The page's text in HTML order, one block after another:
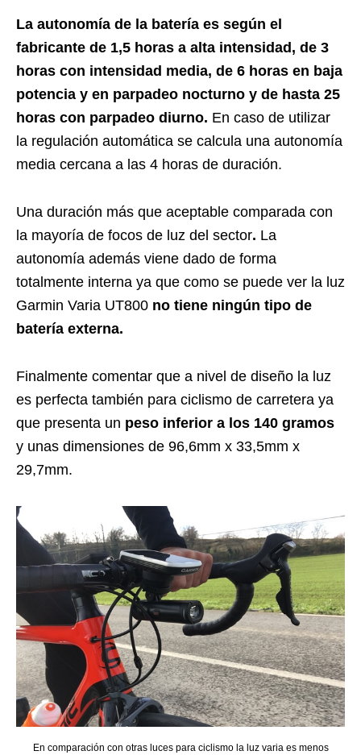
La autonomía de la batería es según el
fabricante de 1,5 horas a alta intensidad, de 3
horas con intensidad media, de 6 horas en baja
potencia y en parpadeo nocturno y de hasta 25
horas con parpadeo diurno. En caso de utilizar
la regulación automática se calcula una autonomía
media cercana a las 4 horas de duración.
Una duración más que aceptable comparada con
la mayoría de focos de luz del sector. La
autonomía además viene dado de forma
totalmente interna ya que como se puede ver la luz
Garmin Varia UT800 no tiene ningún tipo de
batería externa.
Finalmente comentar que a nivel de diseño la luz
es perfecta también para ciclismo de carretera ya
que presenta un peso inferior a los 140 gramos
y unas dimensiones de 96,6mm x 33,5mm x
29,7mm.
En comparación con otras luces para ciclismo la luz varia es menos